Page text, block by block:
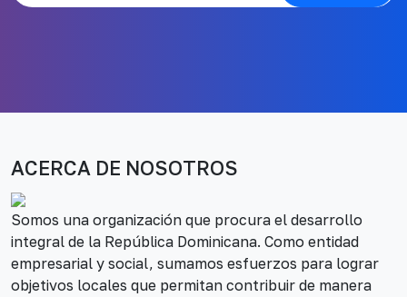
ACERCA DE NOSOTROS
Somos una organización que procura el desarrollo
integral de la República Dominicana. Como entidad
empresarial y social, sumamos esfuerzos para lograr
objetivos locales que permitan contribuir de manera